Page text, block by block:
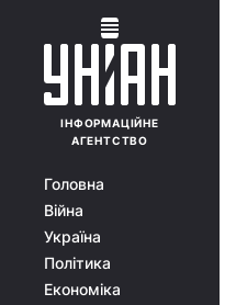
ІНФОРМАЦІЙНЕ
АГЕНТСТВО
Головна
Війна
Україна
Політика
Економіка